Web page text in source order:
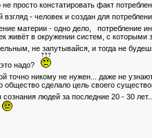
не просто констатировать факт
- человек и создан для
материи - одно дело, потребление
живёт в окружении систем, с которыми
не запутывайся, и тогда не
надо?
точно никому не нужен... даже не
общество сделало цель своего
сознания людей за последние 20 - 30